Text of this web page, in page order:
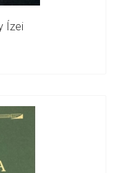
Ízei